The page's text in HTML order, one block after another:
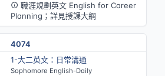
職涯規劃英文 English for Career
Planning；詳見授課大綱
4074
1-大二英文：日常溝通
Sophomore English-Daily